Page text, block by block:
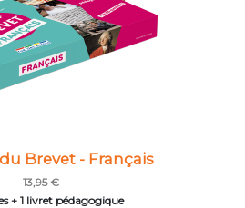
Brevet - Français
13,95 €
+ 1 livret pédagogique